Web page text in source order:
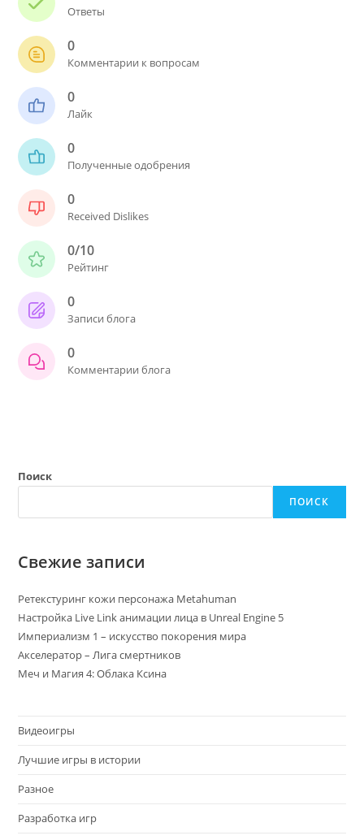
Ответы
0
Комментарии к вопросам
0
Лайк
0
Полученные одобрения
0
Received Dislikes
0/10
Рейтинг
0
Записи блога
0
Комментарии блога
Поиск
ПОИСК
Свежие записи
Ретекстуринг кожи персонажа Metahuman
Настройка Live Link анимации лица в Unreal Engine 5
Империализм 1 – искусство покорения мира
Акселератор – Лига смертников
Меч и Магия 4: Облака Ксина
Видеоигры
Лучшие игры в истории
Разное
Разработка игр